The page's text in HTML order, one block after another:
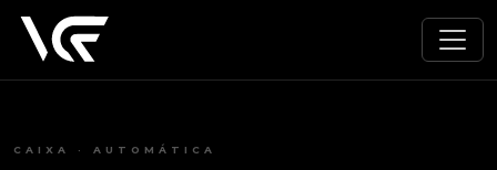
CAIXA · AUTOMÁTICA